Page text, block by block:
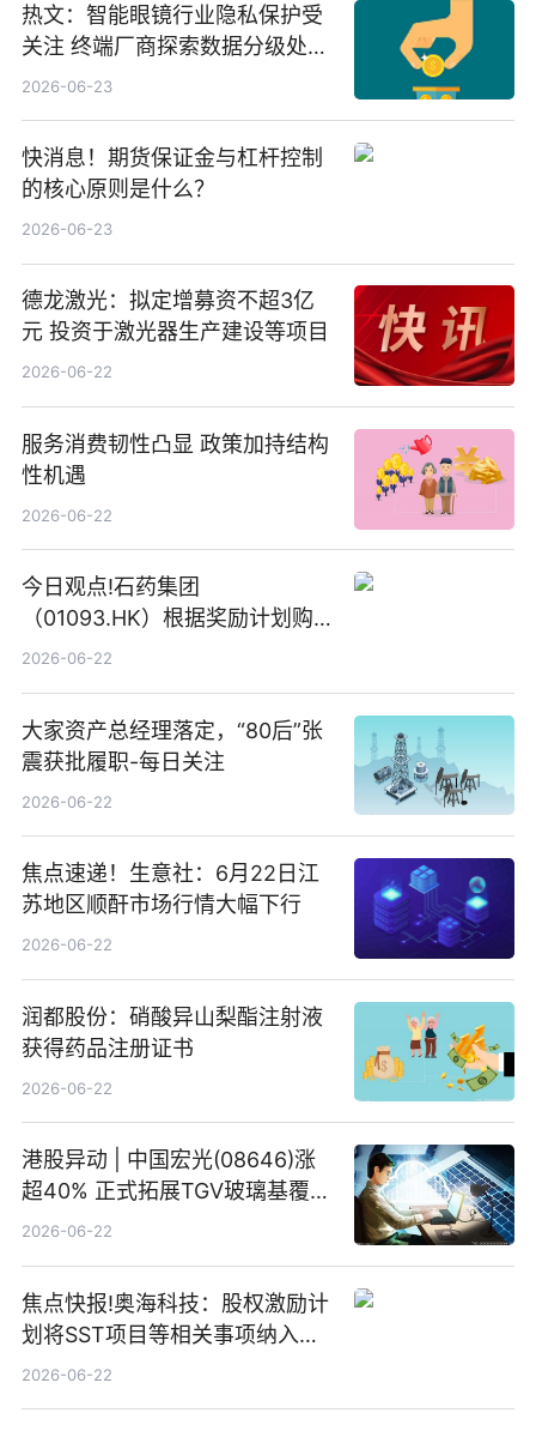
热文：智能眼镜行业隐私保护受
关注 终端厂商探索数据分级处理
等方案
2026-06-23
快消息！期货保证金与杠杆控制
的核心原则是什么？
2026-06-23
德龙激光：拟定增募资不超3亿
元 投资于激光器生产建设等项目
2026-06-22
服务消费韧性凸显 政策加持结构
性机遇
2026-06-22
今日观点!石药集团
（01093.HK）根据奖励计划购
回580万股
2026-06-22
大家资产总经理落定，“80后”张
震获批履职-每日关注
2026-06-22
焦点速递！生意社：6月22日江
苏地区顺酐市场行情大幅下行
2026-06-22
润都股份：硝酸异山梨酯注射液
获得药品注册证书
2026-06-22
港股异动 | 中国宏光(08646)涨
超40% 正式拓展TGV玻璃基覆铜
板新材料业务
2026-06-22
焦点快报!奥海科技：股权激励计
划将SST项目等相关事项纳入专
项业务发展考核指标
2026-06-22